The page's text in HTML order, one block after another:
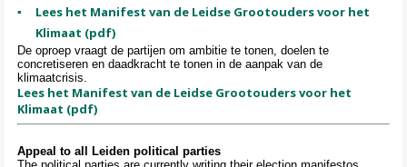
Lees het Manifest van de Leidse Grootouders voor het
Klimaat (pdf)
De oproep vraagt ​​de partijen om ambitie te tonen, doelen te
concretiseren en daadkracht te tonen in de aanpak van de
klimaatcrisis.
Lees het Manifest van de Leidse Grootouders voor het
Klimaat (pdf)
Appeal to all Leiden political parties